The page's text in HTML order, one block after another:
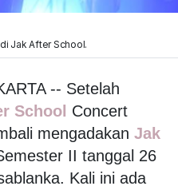
Jak After School.
-- Setelah
School Concert
mengadakan Jak
II tanggal 26
Kali ini ada